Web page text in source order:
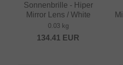
Sonnenbrille - Hiper
Mirror Lens / White
0.03 kg
134.41 EUR